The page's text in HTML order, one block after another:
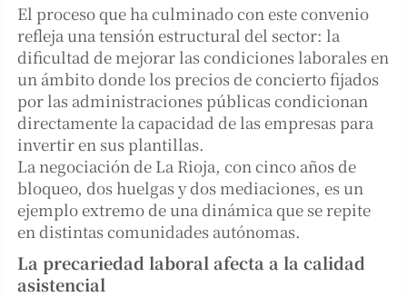
El proceso que ha culminado con este convenio
refleja una tensión estructural del sector: la
dificultad de mejorar las condiciones laborales en
un ámbito donde los precios de concierto fijados
por las administraciones públicas condicionan
directamente la capacidad de las empresas para
invertir en sus plantillas.
La negociación de La Rioja, con cinco años de
bloqueo, dos huelgas y dos mediaciones, es un
ejemplo extremo de una dinámica que se repite
en distintas comunidades autónomas.
La precariedad laboral afecta a la calidad
asistencial